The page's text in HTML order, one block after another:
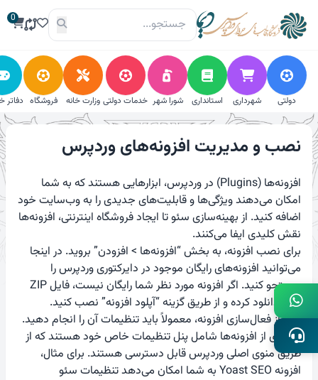
محتوا
0
دولتی شهرداری استانداری شورا شهر خدمات دولتی وزارت خانه فروشگاه دفاتر
نصب و مدیریت افزونه‌های وردپرس
افزونه‌ها (Plugins) در وردپرس، ابزارهایی هستند که به شما
امکان می‌دهند ویژگی‌ها و قابلیت‌های جدیدی را به وب‌سایت خود
اضافه کنید. از بهینه‌سازی سئو تا ایجاد فروشگاه اینترنتی، افزونه‌ها
نقش کلیدی ایفا می‌کنند.
برای نصب افزونه، به بخش “افزونه‌ها > افزودن” بروید. در اینجا
می‌توانید افزونه‌های رایگان موجود در دایرکتوری وردپرس را
جستجو کنید. اگر افزونه مورد نظر شما رایگان نیست، فایل ZIP
آن را دانلود کرده و از طریق گزینه “آپلود افزونه” نصب کنید.
پس از فعال‌سازی افزونه، معمولاً باید تنظیمات آن را انجام دهید.
بسیاری از افزونه‌ها شامل پنل تنظیمات خاص خود هستند که از
طریق منوی اصلی وردپرس قابل دسترسی هستند. برای مثال،
افزونه Yoast SEO به شما امکان می‌دهد تنظیمات سئو